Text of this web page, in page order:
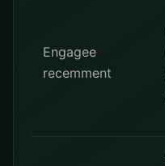
Engagee
recemment